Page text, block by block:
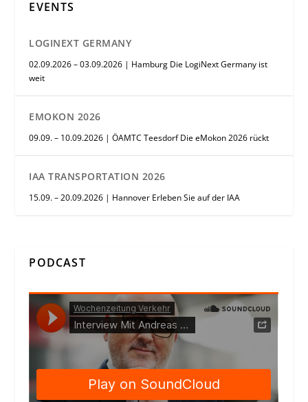
EVENTS
LOGINEXT GERMANY
02.09.2026 – 03.09.2026 | Hamburg Die LogiNext Germany ist
weit
EMOKON 2026
09.09. – 10.09.2026 | ÖAMTC Teesdorf Die eMokon 2026 rückt
IAA TRANSPORTATION 2026
15.09. – 20.09.2026 | Hannover Erleben Sie auf der IAA
PODCAST